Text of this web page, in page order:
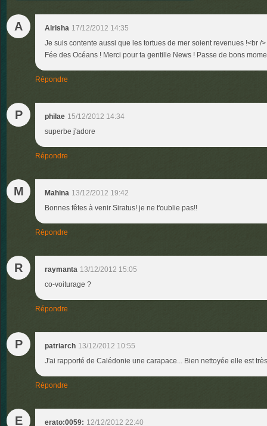
A Alrisha 17/12/2012 14:35
Je suis contente aussi que les tortues de mer soient revenues !<br /
Fée des Océans ! Merci pour ta gentille News ! Passe de bons
Répondre
P philae 15/12/2012 14:34
superbe j'adore
Répondre
M Mahina 13/12/2012 19:42
Bonnes fêtes à venir Siratus! je ne t'oublie pas!!
Répondre
R raymanta 13/12/2012 15:05
co-voiturage ?
Répondre
P patriarch 13/12/2012 10:55
J'ai rapporté de Calédonie une carapace... Bien nettoyée elle est
Répondre
E erato:0059: 12/12/2012 22:40